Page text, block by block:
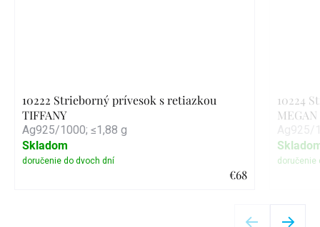
10222 Strieborný prívesok s retiazkou
TIFFANY
Ag925/1000; ≤1,88 g
€68
Skladom
10224